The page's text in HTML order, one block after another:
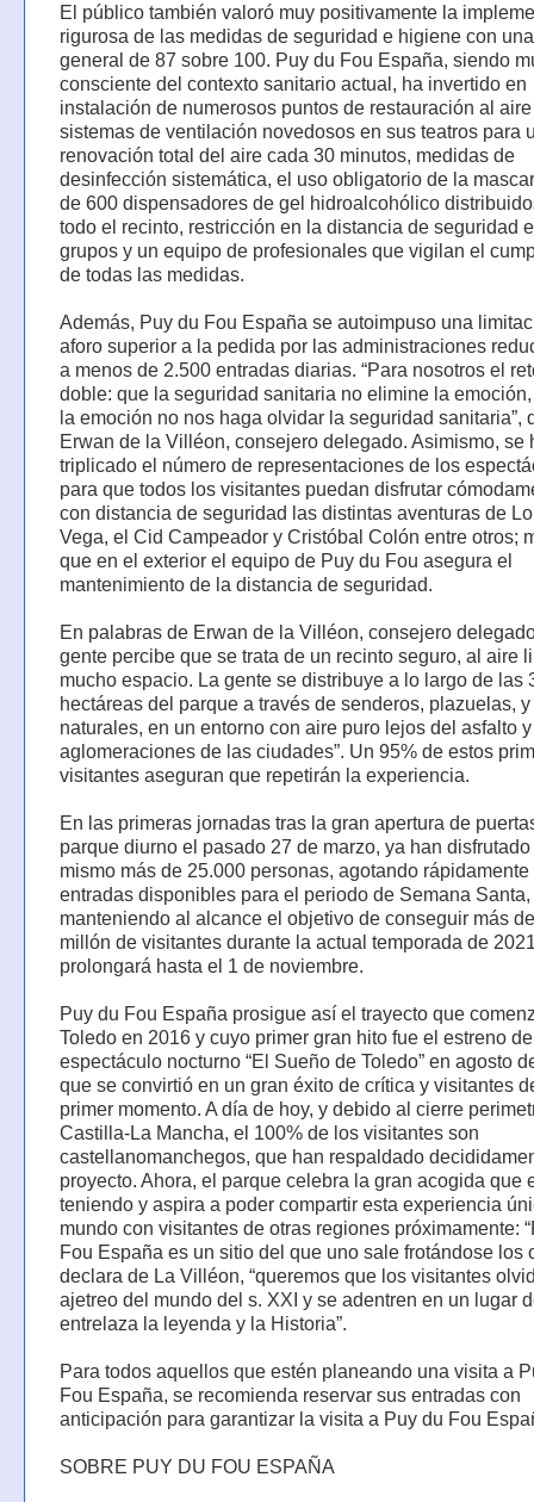
El público también valoró muy positivamente la
rigurosa de las medidas de seguridad e higiene con
general de 87 sobre 100. Puy du Fou España, siendo
consciente del contexto sanitario actual, ha invertido en
instalación de numerosos puntos de restauración al
sistemas de ventilación novedosos en sus teatros para
renovación total del aire cada 30 minutos, medidas de
desinfección sistemática, el uso obligatorio de la
de 600 dispensadores de gel hidroalcohólico
todo el recinto, restricción en la distancia de seguridad
grupos y un equipo de profesionales que vigilan el
de todas las medidas.
Además, Puy du Fou España se autoimpuso una
aforo superior a la pedida por las administraciones
a menos de 2.500 entradas diarias. “Para nosotros el
doble: que la seguridad sanitaria no elimine la
la emoción no nos haga olvidar la seguridad sanitaria”,
Erwan de la Villéon, consejero delegado. Asimismo, se
triplicado el número de representaciones de los
para que todos los visitantes puedan disfrutar
con distancia de seguridad las distintas aventuras de
Vega, el Cid Campeador y Cristóbal Colón entre otros;
que en el exterior el equipo de Puy du Fou asegura el
mantenimiento de la distancia de seguridad.
En palabras de Erwan de la Villéon, consejero
gente percibe que se trata de un recinto seguro, al aire
mucho espacio. La gente se distribuye a lo largo de las
hectáreas del parque a través de senderos, plazuelas,
naturales, en un entorno con aire puro lejos del asfalto
aglomeraciones de las ciudades”. Un 95% de estos
visitantes aseguran que repetirán la experiencia.
En las primeras jornadas tras la gran apertura de
parque diurno el pasado 27 de marzo, ya han
mismo más de 25.000 personas, agotando rápidamente
entradas disponibles para el periodo de Semana Santa,
manteniendo al alcance el objetivo de conseguir más
millón de visitantes durante la actual temporada de
prolongará hasta el 1 de noviembre.
Puy du Fou España prosigue así el trayecto que
Toledo en 2016 y cuyo primer gran hito fue el estreno
espectáculo nocturno “El Sueño de Toledo” en agosto
que se convirtió en un gran éxito de crítica y visitantes
primer momento. A día de hoy, y debido al cierre
Castilla-La Mancha, el 100% de los visitantes son
castellanomanchegos, que han respaldado
proyecto. Ahora, el parque celebra la gran acogida que
teniendo y aspira a poder compartir esta experiencia
mundo con visitantes de otras regiones próximamente:
Fou España es un sitio del que uno sale frotándose los
declara de La Villéon, “queremos que los visitantes
ajetreo del mundo del s. XXI y se adentren en un lugar
entrelaza la leyenda y la Historia”.
Para todos aquellos que estén planeando una visita a
Fou España, se recomienda reservar sus entradas con
anticipación para garantizar la visita a Puy du Fou
SOBRE PUY DU FOU ESPAÑA